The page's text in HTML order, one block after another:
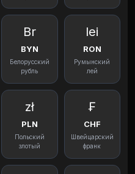
Br
BYN
Белорусский
рубль
lei
RON
Румынский
лей
zł
PLN
Польский
злотый
₣
CHF
Швейцарский
франк